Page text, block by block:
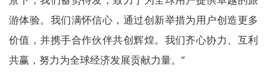
游体验。我们满怀信心，通过创新举措为用户创造更多
价值，并携手合作伙伴共创辉煌。我们齐心协力、互利
共赢，努力为全球经济发展贡献力量。”